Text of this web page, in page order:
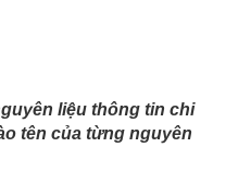
liệu thông tin chi
tên của từng nguyên